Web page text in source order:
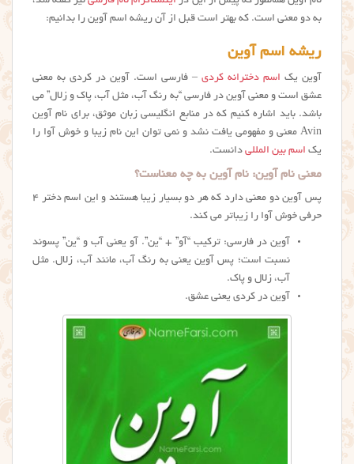
به دو معنی است. که بهتر است قبل از آن ریشه اسم آوین را بدانیم:
ریشه اسم آوین
آوین یک اسم دخترانه کردی – فارسی است. آوین در کردی به معنی
عشق است و معنی آوین در فارسی “به رنگ آب، مثل آب، پاک و زلال” می
باشد. باید اشاره کنیم که در منابع انگلیسی زبان موثق، برای نام آوین
Avin معنی و مفهومی یافت نشد و نمی توان این نام زیبا و خوش آوا را
یک اسم بین المللی دانست.
معنی نام آوین: نام آوین به چه معناست؟
پس آوین دو معنی دارد که هر دو بسیار زیبا هستند و این اسم دختر ۴
حرفی خوش آوا را زیباتر می کند.
آوین در فارسی: ترکیب “آو” + “ین”. آو یعنی آب و “ین” پسوند
نسبت است؛ پس آوین یعنی به رنگ آب، مانند آب، زلال. مثل
آب، زلال و پاک.
آوین در کردی یعنی عشق.